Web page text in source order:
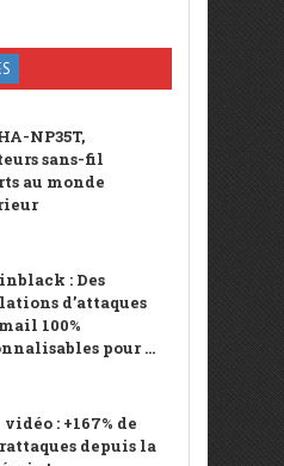
NP35T,
sans-fil
au monde
: Des
d’attaques
100%
pour ...
: +167% de
depuis la